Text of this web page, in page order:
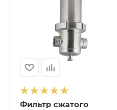
Фильтр сжатого